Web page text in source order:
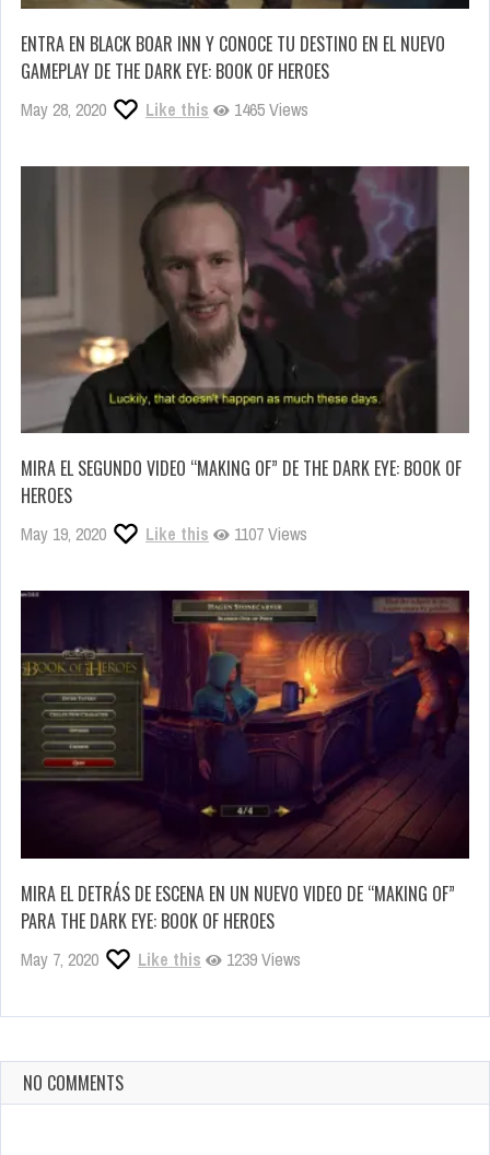
ENTRA EN BLACK BOAR INN Y CONOCE TU DESTINO EN EL NUEVO
GAMEPLAY DE THE DARK EYE: BOOK OF HEROES
May 28, 2020 Like this 1465 Views
MIRA EL SEGUNDO VIDEO “MAKING OF” DE THE DARK EYE: BOOK OF
HEROES
May 19, 2020 Like this 1107 Views
MIRA EL DETRÁS DE ESCENA EN UN NUEVO VIDEO DE “MAKING OF”
PARA THE DARK EYE: BOOK OF HEROES
May 7, 2020 Like this 1239 Views
NO COMMENTS